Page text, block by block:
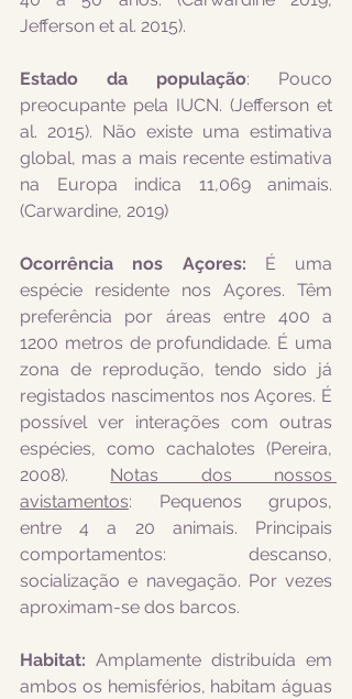
Jefferson et al. 2015).
Estado da população: Pouco
preocupante pela IUCN. (Jefferson et
al. 2015). Não existe uma estimativa
global, mas a mais recente estimativa
na Europa indica 11,069 animais.
(Carwardine, 2019)
Ocorrência nos Açores: É uma
espécie residente nos Açores. Têm
preferência por áreas entre 400 a
1200 metros de profundidade. É uma
zona de reprodução, tendo sido já
registados nascimentos nos Açores. É
possível ver interações com outras
espécies, como cachalotes (Pereira,
2008). Notas dos nossos
avistamentos: Pequenos grupos,
entre 4 a 20 animais. Principais
comportamentos: descanso,
socialização e navegação. Por vezes
aproximam-se dos barcos.
Habitat: Amplamente distribuída em
ambos os hemisférios, habitam águas